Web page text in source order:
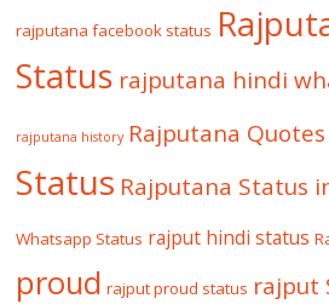
rajputana facebook status
Status rajputana hindi
rajputana history Rajputana Quotes
Status Rajputana Status
Whatsapp Status rajput hindi status
proud rajput proud status rajput